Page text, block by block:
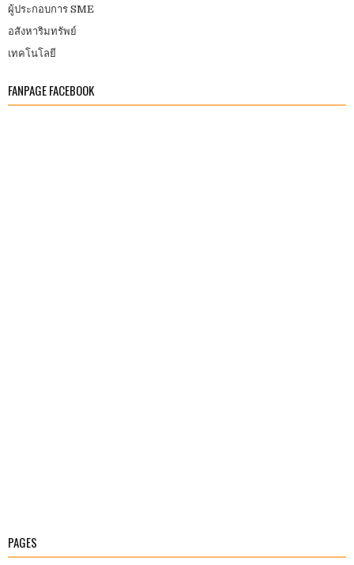
ผู้ประกอบการ SME
อสังหาริมทรัพย์
เทคโนโลยี
FANPAGE FACEBOOK
PAGES